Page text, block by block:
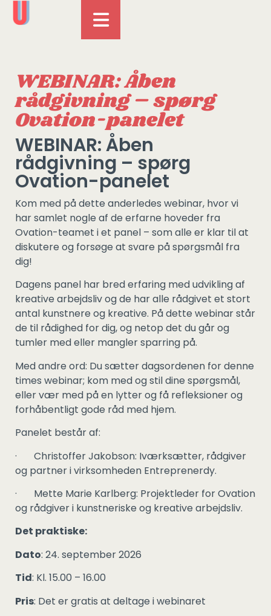
WEBINAR: Åben
rådgivning – spørg
Ovation-panelet
WEBINAR: Åben
rådgivning – spørg
Ovation-panelet
Kom med på dette anderledes webinar, hvor vi
har samlet nogle af de erfarne hoveder fra
Ovation-teamet i et panel – som alle er klar til at
diskutere og forsøge at svare på spørgsmål fra
dig!
Dagens panel har bred erfaring med udvikling af
kreative arbejdsliv og de har alle rådgivet et stort
antal kunstnere og kreative. På dette webinar står
de til rådighed for dig, og netop det du går og
tumler med eller mangler sparring på.
Med andre ord: Du sætter dagsordenen for denne
times webinar; kom med og stil dine spørgsmål,
eller vær med på en lytter og få refleksioner og
forhåbentligt gode råd med hjem.
Panelet består af:
· Christoffer Jakobson: Iværksætter, rådgiver
og partner i virksomheden Entreprenerdy.
· Mette Marie Karlberg: Projektleder for Ovation
og rådgiver i kunstneriske og kreative arbejdsliv.
Det praktiske:
Dato: 24. september 2026
Tid: Kl. 15.00 – 16.00
Pris: Det er gratis at deltage i webinaret